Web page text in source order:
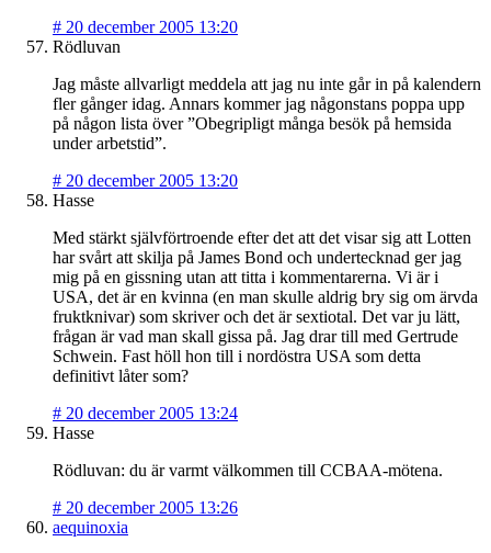
# 20 december 2005 13:20
Rödluvan
Jag måste allvarligt meddela att jag nu inte går in på kalendern
fler gånger idag. Annars kommer jag någonstans poppa upp
på någon lista över ”Obegripligt många besök på hemsida
under arbetstid”.
# 20 december 2005 13:20
Hasse
Med stärkt självförtroende efter det att det visar sig att Lotten
har svårt att skilja på James Bond och undertecknad ger jag
mig på en gissning utan att titta i kommentarerna. Vi är i
USA, det är en kvinna (en man skulle aldrig bry sig om ärvda
fruktknivar) som skriver och det är sextiotal. Det var ju lätt,
frågan är vad man skall gissa på. Jag drar till med Gertrude
Schwein. Fast höll hon till i nordöstra USA som detta
definitivt låter som?
# 20 december 2005 13:24
Hasse
Rödluvan: du är varmt välkommen till CCBAA-mötena.
# 20 december 2005 13:26
aequinoxia